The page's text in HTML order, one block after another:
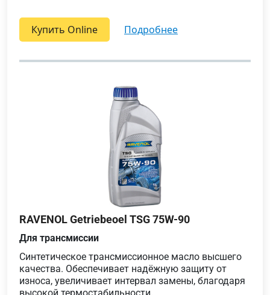
Купить Online подробнее
RAVENOL Getriebeoel TSG 75W-90
Для трансмиссии
Синтетическое трансмиссионное масло высшего
качества. Обеспечивает надёжную защиту от
износа, увеличивает интервал замены, благодаря